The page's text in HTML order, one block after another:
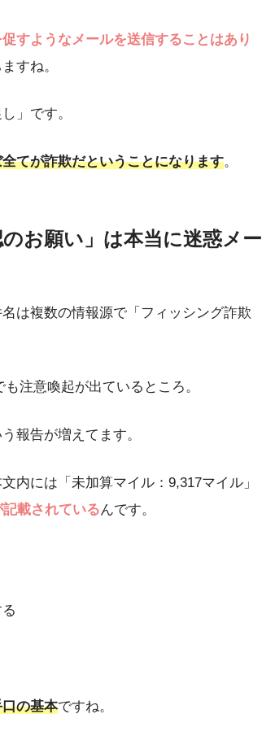
すようなメールを送信することはあり
すね。
」です。
てが詐欺だということになります。
お願い」は本当に迷惑メー
は複数の情報源で「フィッシング詐欺
注意喚起が出ているところ。
報告が増えてます。
内には「未加算マイル：9,317マイル」
載されているんです。
の基本ですね。